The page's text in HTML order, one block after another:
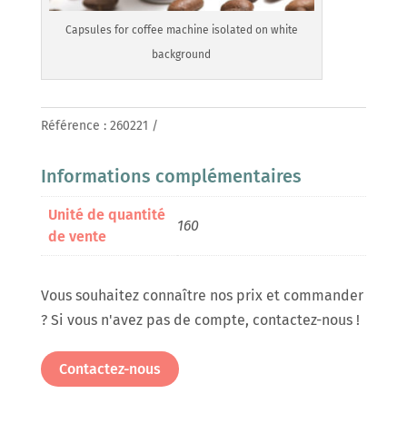
Capsules for coffee machine isolated on white
background
Référence : 260221
Informations complémentaires
Unité de quantité
de vente
160
Vous souhaitez connaître nos prix et commander
? Si vous n'avez pas de compte, contactez-nous !
Contactez-nous